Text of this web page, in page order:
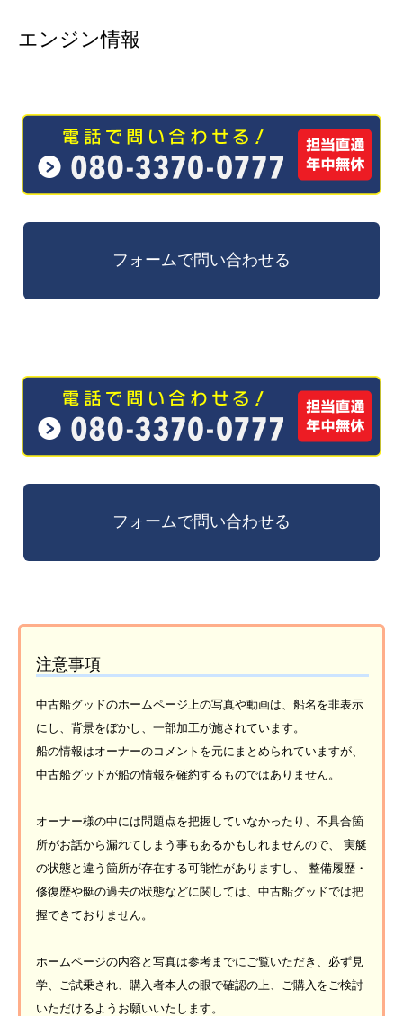
エンジン情報
注意事項
中古船グッドのホームページ上の写真や動画は、船名を非表示
にし、背景をぼかし、一部加工が施されています。
船の情報はオーナーのコメントを元にまとめられていますが、
中古船グッドが船の情報を確約するものではありません。
オーナー様の中には問題点を把握していなかったり、不具合箇
所がお話から漏れてしまう事もあるかもしれませんので、 実艇
の状態と違う箇所が存在する可能性がありますし、 整備履歴・
修復歴や艇の過去の状態などに関しては、中古船グッドでは把
握できておりません。
ホームページの内容と写真は参考までにご覧いただき、必ず見
学、ご試乗され、購入者本人の眼で確認の上、ご購入をご検討
いただけるようお願いいたします。